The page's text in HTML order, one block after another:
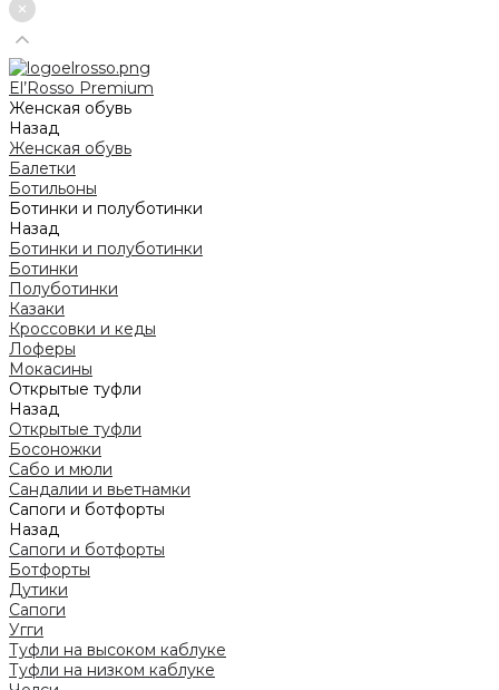
El’Rosso Premium
Женская обувь
Назад
Женская обувь
Балетки
Ботильоны
Ботинки и полуботинки
Назад
Ботинки и полуботинки
Ботинки
Полуботинки
Казаки
Кроссовки и кеды
Лоферы
Мокасины
Открытые туфли
Назад
Открытые туфли
Босоножки
Сабо и мюли
Сандалии и вьетнамки
Сапоги и ботфорты
Назад
Сапоги и ботфорты
Ботфорты
Дутики
Сапоги
Угги
Туфли на высоком каблуке
Туфли на низком каблуке